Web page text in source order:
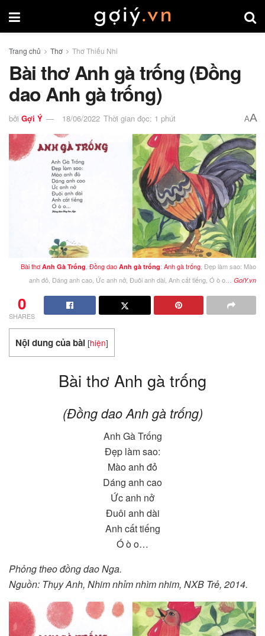
Trang chủ Thơ Thơ Thiếu Nhi
Bài thơ Anh gà trống (Đồng
dao Anh gà trống)
bởi Gợi Ý 18/06/2022 Thời gian đọc: 1 phút AA
Bài thơAnh Gà Trống Đồng dao Anh gà trống: Anh gà trống , Đẹp làm sao: Mào
anh đỏ, Dáng anh cao, Ức anh nở, Đuôi anh dài, Anh cất tiếng, Ó ò o… GoiY.vn
0
SHARES
Nội dung của bài [hiện]
Bài thơ Anh gà trống
(Đồng dao Anh gà trống)
Anh Gà Trống
Đẹp làm sao:
Mào anh đỏ
Dáng anh cao
Ức anh nở
Đuôi anh dài
Anh cất tiếng
Ó ò o…
Phỏng theo đồng dao Nga.
Nguồn: Thụy Anh, Nhim nhỉm nhìm nhim, NXB Trẻ, 2014.